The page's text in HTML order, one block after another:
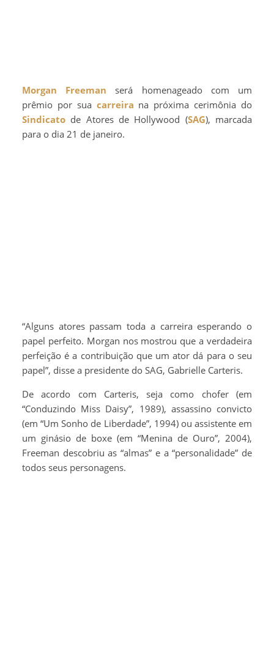
Morgan Freeman será homenageado com um
prêmio por sua carreira na próxima cerimônia do
Sindicato de Atores de Hollywood (SAG), marcada
para o dia 21 de janeiro.
“Alguns atores passam toda a carreira esperando o
papel perfeito. Morgan nos mostrou que a verdadeira
perfeição é a contribuição que um ator dá para o seu
papel”, disse a presidente do SAG, Gabrielle Carteris.
De acordo com Carteris, seja como chofer (em
“Conduzindo Miss Daisy”, 1989), assassino convicto
(em “Um Sonho de Liberdade”, 1994) ou assistente em
um ginásio de boxe (em “Menina de Ouro”, 2004),
Freeman descobriu as “almas” e a “personalidade” de
todos seus personagens.